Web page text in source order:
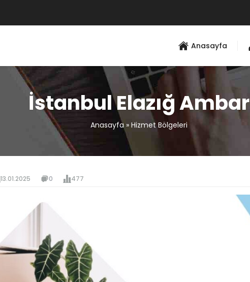
Anasayfa
İstanbul Elazığ Ambar
Anasayfa» Hizmet Bölgeleri
13.01.2025 0 477